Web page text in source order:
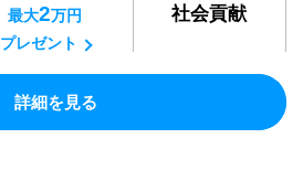
最大2万円
プレゼント
社会貢献
詳細を見る